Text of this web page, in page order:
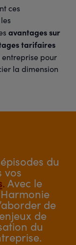
ces
avantages sur
tarifaires
entreprise pour
la dimension
du
vos
. Avec le
de
de
du
.